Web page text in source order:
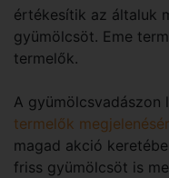
értékesítik az általuk
gyümölcsöt. Eme
termelők.
A gyümölcsvadászon
termelők
magad akció
friss gyümölcsöt is